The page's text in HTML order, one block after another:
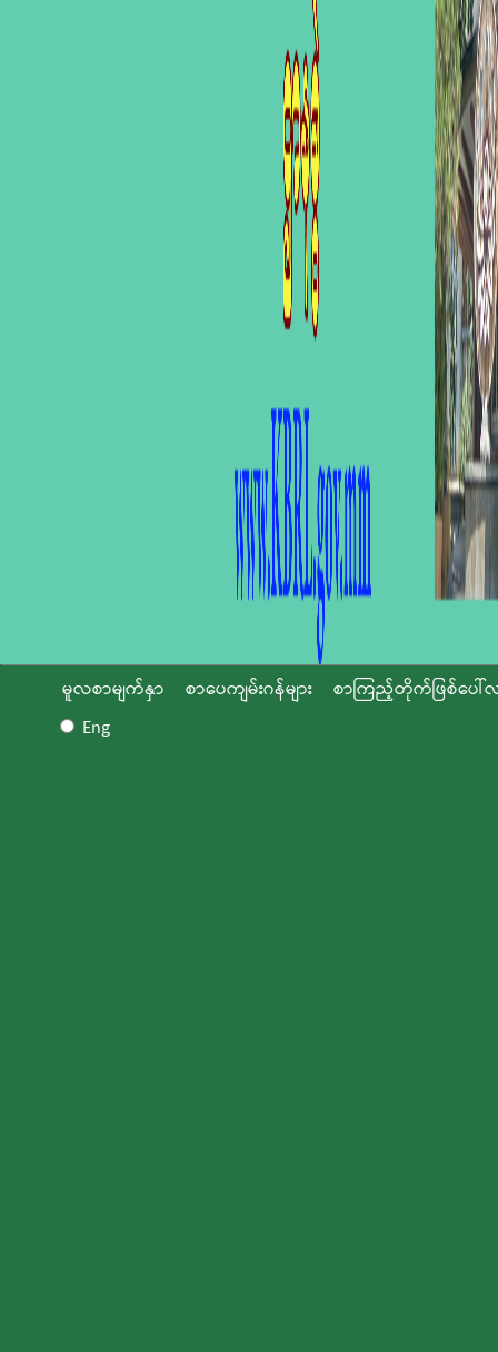
မူလစာမျက်နှာ စာပေကျမ်းဂန်များ
စာကြည့်တိုက်ဖြစ်ပေါ်
Eng